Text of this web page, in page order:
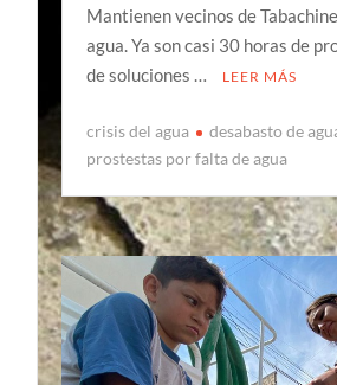
Mantienen vecinos de
agua. Ya son casi 30 horas de
de soluciones …
LEER MÁS
crisis del agua desabasto de
prostestas por falta de agua